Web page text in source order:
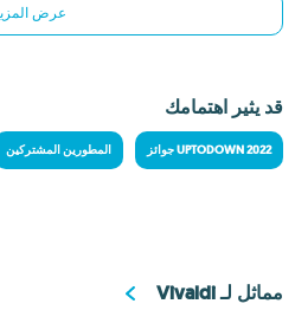
عرض
قد يثير اهتمامك
جوائز UPTODOWN 2022 المطورين المشتركين
مماثل لـ Vivaldi